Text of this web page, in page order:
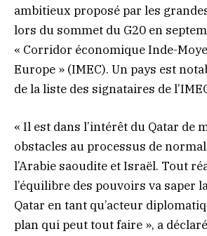
ambitieux proposé par les
lors du sommet du G20 en
« Corridor économique Inde-
Europe » (IMEC). Un pays est
de la liste des signataires de
« Il est dans l’intérêt du Qatar de
obstacles au processus de
l’Arabie saoudite et Israël. Tout
l’équilibre des pouvoirs va saper
Qatar en tant qu’acteur
plan qui peut tout faire », a